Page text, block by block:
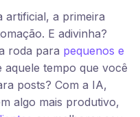
artificial, a primeira
E adivinha?
roda para pequenos e
aquele tempo que você
posts? Com a IA,
algo mais produtivo,